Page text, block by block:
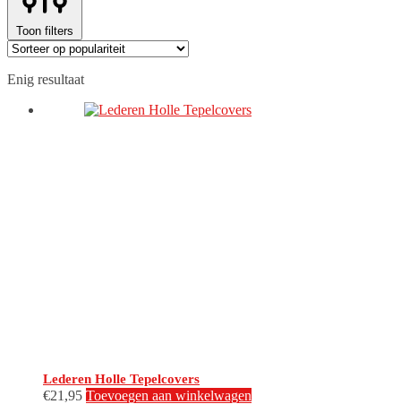
Toon filters
Enig resultaat
Lederen Holle Tepelcovers
€21,95 Toevoegen aan winkelwagen